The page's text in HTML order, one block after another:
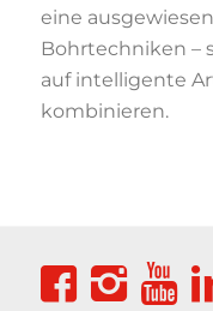
eine
Bohrtechniken –
auf intelligente
kombinieren.